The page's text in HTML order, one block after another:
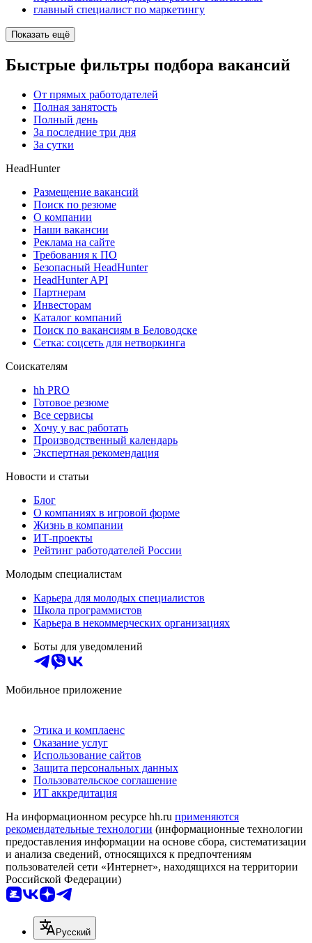
главный специалист по маркетингу
Показать ещё
Быстрые фильтры подбора вакансий
От прямых работодателей
Полная занятость
Полный день
За последние три дня
За сутки
HeadHunter
Размещение вакансий
Поиск по резюме
О компании
Наши вакансии
Реклама на сайте
Требования к ПО
Безопасный HeadHunter
HeadHunter API
Партнерам
Инвесторам
Каталог компаний
Поиск по вакансиям в Беловодске
Сетка: соцсеть для нетворкинга
Соискателям
hh PRO
Готовое резюме
Все сервисы
Хочу у вас работать
Производственный календарь
Экспертная рекомендация
Новости и статьи
Блог
О компаниях в игровой форме
Жизнь в компании
ИТ-проекты
Рейтинг работодателей России
Молодым специалистам
Карьера для молодых специалистов
Школа программистов
Карьера в некоммерческих организациях
Боты для уведомлений
Мобильное приложение
Этика и комплаенс
Оказание услуг
Использование сайтов
Защита персональных данных
Пользовательское соглашение
ИТ аккредитация
На информационном ресурсе hh.ru применяются
рекомендательные технологии (информационные технологии
предоставления информации на основе сбора, систематизации
и анализа сведений, относящихся к предпочтениям
пользователей сети «Интернет», находящихся на территории
Российской Федерации)
Русский